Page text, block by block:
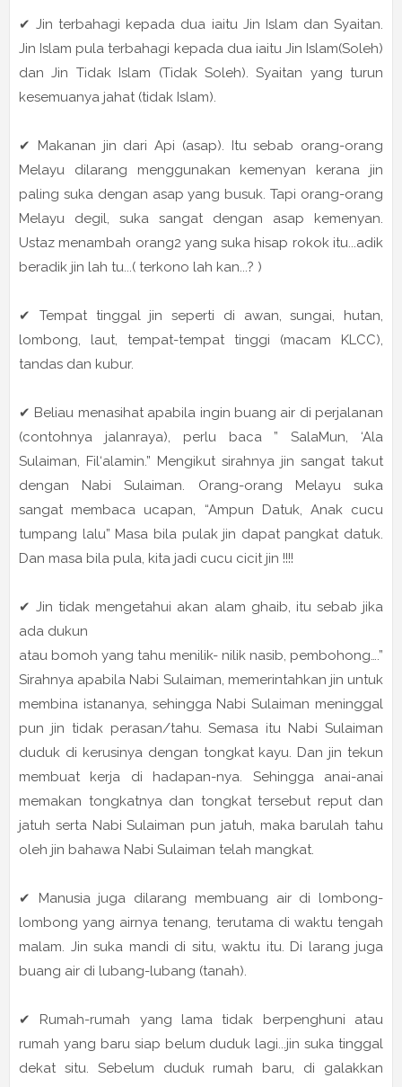
✔ Jin terbahagi kepada dua iaitu Jin Islam dan Syaitan.
Jin Islam pula terbahagi kepada dua iaitu Jin Islam(Soleh)
dan Jin Tidak Islam (Tidak Soleh). Syaitan yang turun
kesemuanya jahat (tidak Islam).
✔ Makanan jin dari Api (asap). Itu sebab orang-orang
Melayu dilarang menggunakan kemenyan kerana jin
paling suka dengan asap yang busuk. Tapi orang-orang
Melayu degil, suka sangat dengan asap kemenyan.
Ustaz menambah orang2 yang suka hisap rokok itu...adik
beradik jin lah tu...( terkono lah kan...? )
✔ Tempat tinggal jin seperti di awan, sungai, hutan,
lombong, laut, tempat-tempat tinggi (macam KLCC),
tandas dan kubur.
✔ Beliau menasihat apabila ingin buang air di perjalanan
(contohnya jalanraya), perlu baca ” SalaMun, ‘Ala
Sulaiman, Fil‘alamin.” Mengikut sirahnya jin sangat takut
dengan Nabi Sulaiman. Orang-orang Melayu suka
sangat membaca ucapan, “Ampun Datuk, Anak cucu
tumpang lalu” Masa bila pulak jin dapat pangkat datuk.
Dan masa bila pula, kita jadi cucu cicit jin !!!!
✔ Jin tidak mengetahui akan alam ghaib, itu sebab jika
ada dukun
atau bomoh yang tahu menilik- nilik nasib, pembohong….”
Sirahnya apabila Nabi Sulaiman, memerintahkan jin untuk
membina istananya, sehingga Nabi Sulaiman meninggal
pun jin tidak perasan/tahu. Semasa itu Nabi Sulaiman
duduk di kerusinya dengan tongkat kayu. Dan jin tekun
membuat kerja di hadapan-nya. Sehingga anai-anai
memakan tongkatnya dan tongkat tersebut reput dan
jatuh serta Nabi Sulaiman pun jatuh, maka barulah tahu
oleh jin bahawa Nabi Sulaiman telah mangkat.
✔ Manusia juga dilarang membuang air di lombong-
lombong yang airnya tenang, terutama di waktu tengah
malam. Jin suka mandi di situ, waktu itu. Di larang juga
buang air di lubang-lubang (tanah).
✔ Rumah-rumah yang lama tidak berpenghuni atau
rumah yang baru siap belum duduk lagi...jin suka tinggal
dekat situ. Sebelum duduk rumah baru, di galakkan